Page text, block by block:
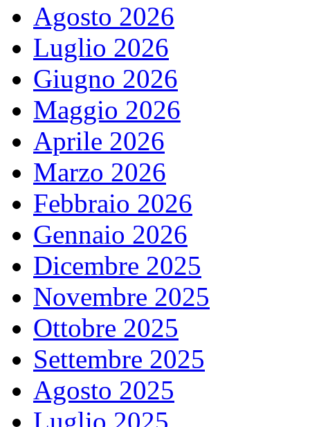
Agosto 2026
Luglio 2026
Giugno 2026
Maggio 2026
Aprile 2026
Marzo 2026
Febbraio 2026
Gennaio 2026
Dicembre 2025
Novembre 2025
Ottobre 2025
Settembre 2025
Agosto 2025
Luglio 2025